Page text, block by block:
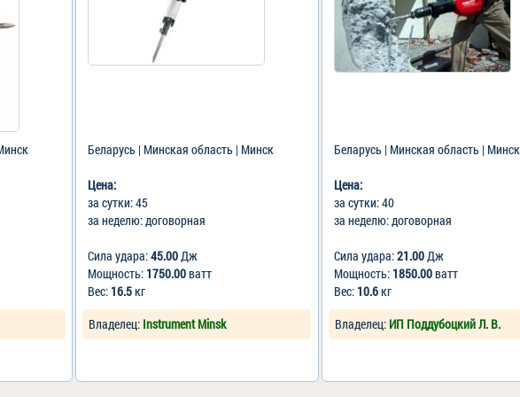
Беларусь | Минская область | Минск
Цена:
за сутки: 45
за неделю: договорная
Сила удара:45.00Дж
Мощность: 1750.00ватт
Вес: 16.5кг
Владелец: Instrument Minsk
Беларусь | Минская область | Минск
Цена:
за сутки: 40
за неделю: договорная
Сила удара:21.00Дж
Мощность: 1850.00ватт
Вес: 10.6кг
Владелец: ИП Поддубоцкий Л. В.